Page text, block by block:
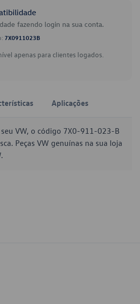
fazendo login na sua conta.
7X0911023B
apenas para clientes logados.
Aplicações
VW, o código 7X0-911-023-B
Peças VW genuínas na sua loja